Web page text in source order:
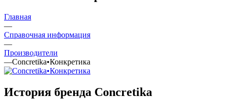
Главная
—
Справочная информация
—
Производители
—Concretika•Конкретика
История бренда Concretika